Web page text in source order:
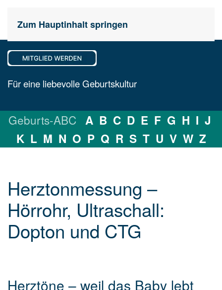
Zum Hauptinhalt springen
Für eine liebevolle Geburtskultur
Geburts-ABC A B C D E F G H I J
K L M N O P Q R S T U V W Z
Herztonmessung –
Hörrohr, Ultraschall:
Dopton und CTG
Herztöne – weil das Baby lebt